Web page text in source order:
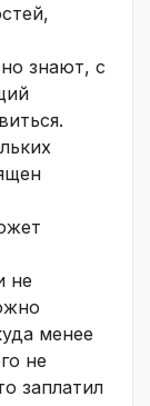
знают, с
не
менее
не
заплатил